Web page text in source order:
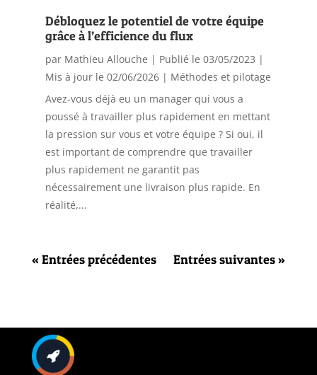
Débloquez le potentiel de votre équipe
grâce à l’efficience du flux
par Mathieu Allouche | Publié le 03/05/2023 |
Mis à jour le 02/06/2026| Méthodes et pilotage
Avez-vous déjà eu un manager qui vous a
poussé à travailler plus rapidement en mettant
la pression sur vous et votre équipe ? Si oui, il
est important de comprendre que travailler
plus rapidement ne garantit pas
nécessairement une livraison plus rapide. En
réalité,...
« Entrées précédentes Entrées suivantes »